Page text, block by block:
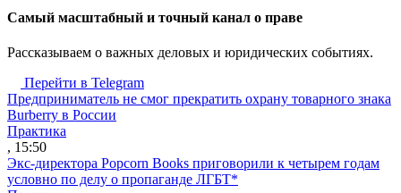
Cамый масштабный и точный канал о праве
Рассказываем о важных деловых и юридических событиях.
Перейти в Telegram
Предприниматель не смог прекратить охрану товарного знака
Burberry в России
Практика
, 15:50
Экс-директора Popcorn Books приговорили к четырем годам
условно по делу о пропаганде ЛГБТ*